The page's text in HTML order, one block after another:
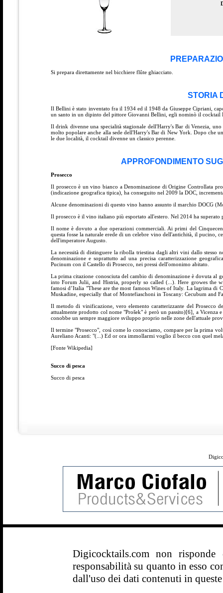
Si prepara direttamente nel bicchiere flûte ghiacciato.
STORIA
Il Bellini è stato inventato fra il 1934 ed il 1948 da Giuseppe Cipriani,
un santo in un dipinto del pittore Giovanni Bellini, egli nominò il cocktail
Il drink divenne una specialità stagionale dell'Harry's Bar di Venezia,
molto popolare anche alla sede dell'Harry's Bar di New York. Dopo che
le due località, il cocktail divenne un classico perenne.
APPROFONDIMENTO
Prosecco
Il prosecco è un vino bianco a Denominazione di Origine Controllata
(indicazione geografica tipica), ha conseguito nel 2009 la DOC,
Alcune denominazioni di questo vino hanno assunto il marchio DOCG
Il prosecco è il vino italiano più esportato all'estero. Nel 2014 ha
Il nome è dovuto a due operazioni commerciali. Ai primi del
questa fosse la naturale erede di un celebre vino dell'antichità, il pucino,
dell'imperatore Augusto.
La necessità di distinguere la ribolla triestina dagli altri vini dallo
denominazione e soprattutto ad una precisa caratterizzazione
Pucinum con il Castello di Prosecco, nei pressi dell'omonimo abitato.
La prima citazione conosciuta del cambio di denominazione è dovuta
into Forum Julii, and Histria, properly so called (...). Here growes the
famosi d’Italia "These are the most famous Wines of Italy. La lagrima
Muskadine, especially that of Montefiaschoni in Toscany: Cecubum and
Il metodo di vinificazione, vero elemento caratterizzante del
attualmente prodotto col nome "Prošek" è però un passito)[6], a Vicenza
conobbe un sempre maggiore sviluppo proprio nelle zone dell'attuale
Il termine "Prosecco", così come lo conosciamo, compare per la prima
Aureliano Acanti: "(...) Ed or ora immollarmi voglio il becco con quel
[Fonte Wikipedia]
Succo di pesca
Succo di pesca
Digicocktails.com non
responsabilità su quanto in esso
dall'uso dei dati contenuti in